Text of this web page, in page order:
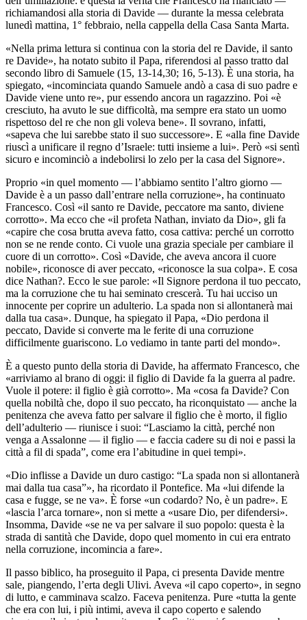
richiamandosi alla storia di Davide — durante la messa celebrata
lunedì mattina, 1° febbraio, nella cappella della Casa Santa Marta.
«Nella prima lettura si continua con la storia del re Davide, il santo
re Davide», ha notato subito il Papa, riferendosi al passo tratto dal
secondo libro di Samuele (15, 13-14,30; 16, 5-13). È una storia, ha
spiegato, «incominciata quando Samuele andò a casa di suo padre e
Davide viene unto re», pur essendo ancora un ragazzino. Poi «è
cresciuto, ha avuto le sue difficoltà, ma sempre era stato un uomo
rispettoso del re che non gli voleva bene». Il sovrano, infatti,
«sapeva che lui sarebbe stato il suo successore». E «alla fine Davide
riuscì a unificare il regno d’Israele: tutti insieme a lui». Però «si sentì
sicuro e incominciò a indebolirsi lo zelo per la casa del Signore».
Proprio «in quel momento — l’abbiamo sentito l’altro giorno —
Davide è a un passo dall’entrare nella corruzione», ha continuato
Francesco. Così «il santo re Davide, peccatore ma santo, diviene
corrotto». Ma ecco che «il profeta Nathan, inviato da Dio», gli fa
«capire che cosa brutta aveva fatto, cosa cattiva: perché un corrotto
non se ne rende conto. Ci vuole una grazia speciale per cambiare il
cuore di un corrotto». Così «Davide, che aveva ancora il cuore
nobile», riconosce di aver peccato, «riconosce la sua colpa». E cosa
dice Nathan?. Ecco le sue parole: «Il Signore perdona il tuo peccato,
ma la corruzione che tu hai seminato crescerà. Tu hai ucciso un
innocente per coprire un adulterio. La spada non si allontanerà mai
dalla tua casa». Dunque, ha spiegato il Papa, «Dio perdona il
peccato, Davide si converte ma le ferite di una corruzione
difficilmente guariscono. Lo vediamo in tante parti del mondo».
È a questo punto della storia di Davide, ha affermato Francesco, che
«arriviamo al brano di oggi: il figlio di Davide fa la guerra al padre.
Vuole il potere: il figlio è già corrotto». Ma «cosa fa Davide? Con
quella nobiltà che, dopo il suo peccato, ha riconquistato — anche la
penitenza che aveva fatto per salvare il figlio che è morto, il figlio
dell’adulterio — riunisce i suoi: “Lasciamo la città, perché non
venga a Assalonne — il figlio — e faccia cadere su di noi e passi la
città a fil di spada”, come era l’abitudine in quei tempi».
«Dio inflisse a Davide un duro castigo: “La spada non si allontanerà
mai dalla tua casa”», ha ricordato il Pontefice. Ma «lui difende la
casa e fugge, se ne va». È forse «un codardo? No, è un padre». E
«lascia l’arca tornare», non si mette a «usare Dio, per difendersi».
Insomma, Davide «se ne va per salvare il suo popolo: questa è la
strada di santità che Davide, dopo quel momento in cui era entrato
nella corruzione, incomincia a fare».
Il passo biblico, ha proseguito il Papa, ci presenta Davide mentre
sale, piangendo, l’erta degli Ulivi. Aveva «il capo coperto», in segno
di lutto, e camminava scalzo. Faceva penitenza. Pure «tutta la gente
che era con lui, i più intimi, aveva il capo coperto e salendo